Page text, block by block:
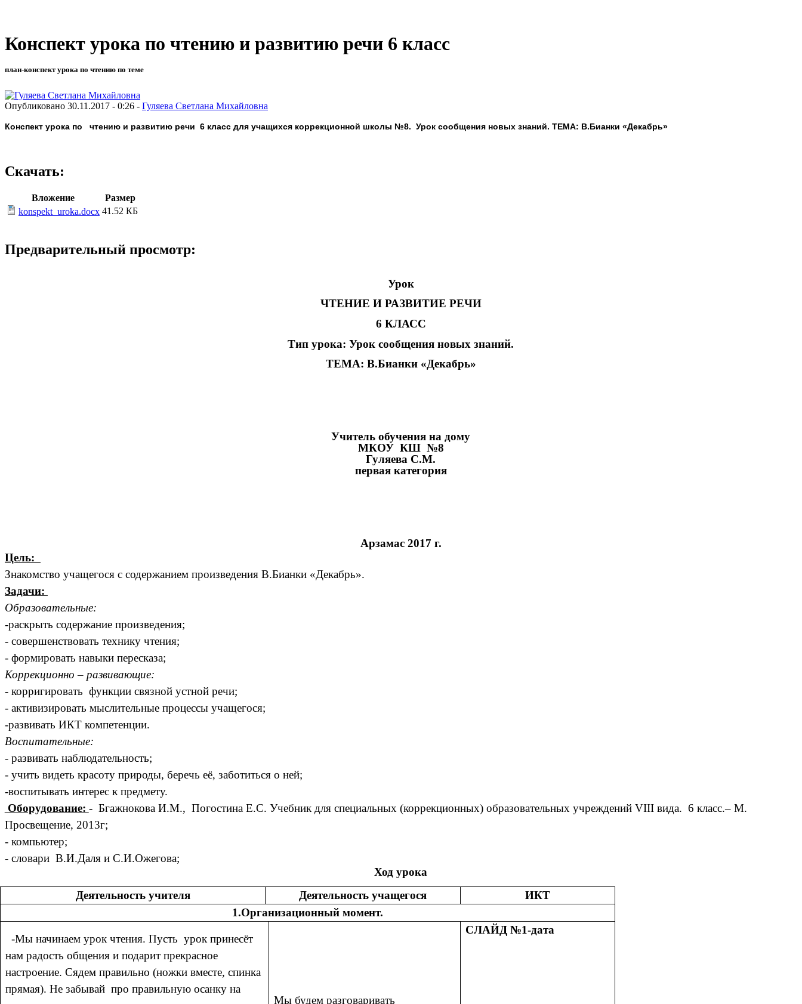
Конспект урока по чтению и развитию речи 6 класс
план-конспект урока по чтению по теме
Опубликовано 30.11.2017 - 0:26 - Гуляева Светлана Михайловна
Конспект урока по чтению и развитию речи 6 класс для учащихся коррекционной школы №8. Урок сообщения новых знаний. ТЕМА: В.Бианки «Декабрь»
Скачать:
Вложение
Размер
konspekt_uroka.docx 41.52 КБ
Предварительный просмотр:
Урок
ЧТЕНИЕ И РАЗВИТИЕ РЕЧИ
6 КЛАСС
Тип урока: Урок сообщения новых знаний.
ТЕМА: В.Бианки «Декабрь»
Учитель обучения на дому
МКОУ КШ №8
Гуляева С.М.
первая категория
Арзамас 2017 г.
Цель:
Знакомство учащегося с содержанием произведения В.Бианки «Декабрь».
Задачи:
Образовательные:
-раскрыть содержание произведения;
- совершенствовать технику чтения;
- формировать навыки пересказа;
Коррекционно – развивающие:
- корригировать функции связной устной речи;
- активизировать мыслительные процессы учащегося;
-развивать ИКТ компетенции.
Воспитательные:
- развивать наблюдательность;
- учить видеть красоту природы, беречь её, заботиться о ней;
-воспитывать интерес к предмету.
Оборудование: - Бгажнокова И.М., Погостина Е.С. Учебник для специальных (коррекционных) образовательных учреждений VIII вида. 6 класс.– М.
Просвещение, 2013г;
- компьютер;
- словари В.И.Даля и С.И.Ожегова;
Ход урока
Деятельность учителя
Деятельность учащегося
ИКТ
1.Организационный момент.
-Мы начинаем урок чтения. Пусть урок принесёт
нам радость общения и подарит прекрасное
настроение. Сядем правильно (ножки вместе, спинка
прямая). Не забывай про правильную осанку на
Мы будем разговаривать
СЛАЙД №1-дата